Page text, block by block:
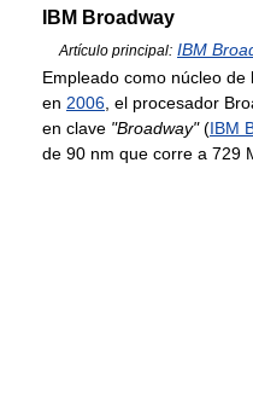
IBM Broadway
Artículo principal: IBM
Empleado como núcleo de
en 2006, el procesador
en clave "Broadway"(IBM
de 90 nm que corre a 729